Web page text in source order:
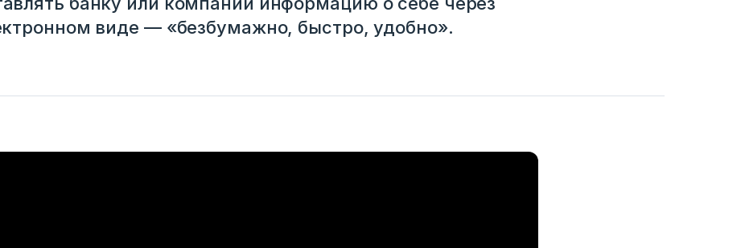
виде — «безбумажно, быстро, удобно».